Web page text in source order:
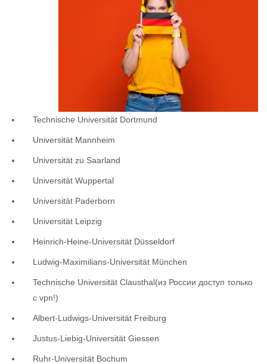
Technische Universität Dortmund
Universität Mannheim
Universität zu Saarland
Universität Wuppertal
Universität Paderborn
Universität Leipzig
Heinrich-Heine-Universität Düsseldorf
Ludwig-Maximilians-Universität München
Technische Universität Clausthal(из России доступ только
с vpn!)
Albert-Ludwigs-Universität Freiburg
Justus-Liebig-Universität Giessen
Ruhr-Universität Bochum